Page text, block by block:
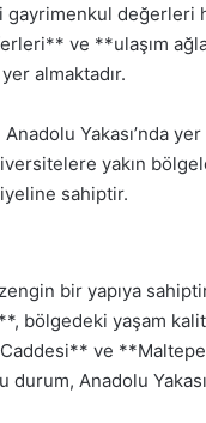
değerleri
ve **ulaşım
almaktadır.
Yakası’nda
yakın
sahiptir.
bir yapıya
yaşam
Caddesi** ve
Anadolu